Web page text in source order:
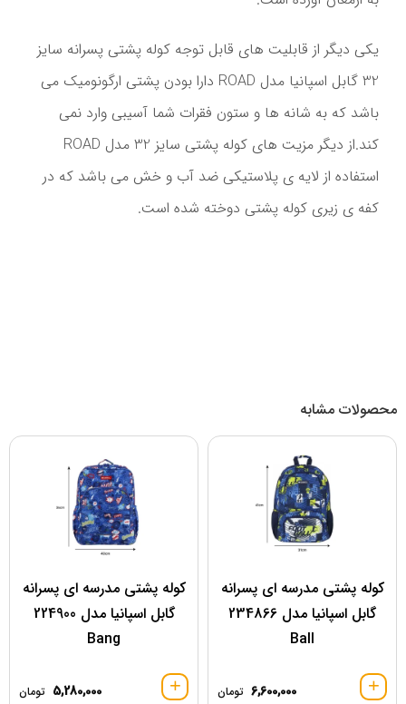
یکی دیگر از قابلیت های قابل توجه کوله پشتی پسرانه سایز
32 گابل اسپانیا مدل ROAD دارا بودن پشتی ارگونومیک می
باشد که به شانه ها و ستون فقرات شما آسیبی وارد نمی
کند.از دیگر مزیت های کوله پشتی سایز 32 مدل ROAD
استفاده از لایه ی پلاستیکی ضد آب و خش می باشد که در
کفه ی زیری کوله پشتی دوخته شده است.
محصولات مشابه
کوله پشتی مدرسه ای پسرانه
گابل اسپانیا مدل 234866
Ball
6,600,000 تومان
کوله پشتی مدرسه ای پسرانه
گابل اسپانیا مدل 224900
Bang
5,280,000 تومان